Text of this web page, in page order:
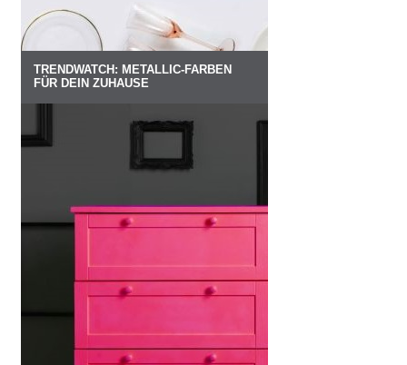
TRENDWATCH: METALLIC-FARBEN
FÜR DEIN ZUHAUSE